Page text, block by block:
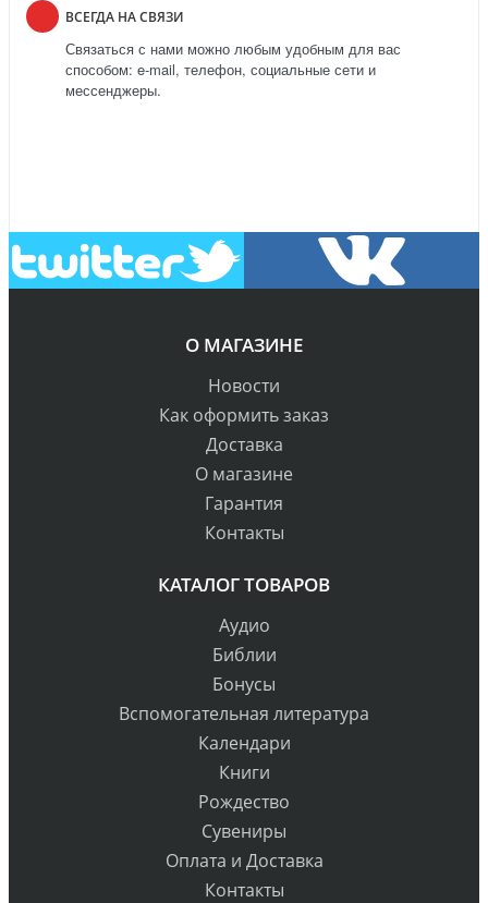
ВСЕГДА НА СВЯЗИ
Связаться с нами можно любым удобным для вас
способом: e-mail, телефон, социальные сети и
мессенджеры.
О МАГАЗИНЕ
Новости
Как оформить заказ
Доставка
О магазине
Гарантия
Контакты
КАТАЛОГ ТОВАРОВ
Аудио
Библии
Бонусы
Вспомогательная литература
Календари
Книги
Рождество
Сувениры
Оплата и Доставка
Контакты